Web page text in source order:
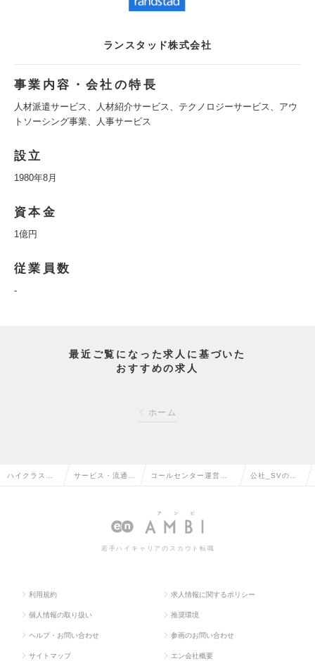
ランスタッド株式会社
事業内容・会社の特長
人材派遣サービス、人材紹介サービス、テクノロジーサービス、アウ
トソーシング事業、人事サービス
設立
1980年8月
資本金
1億円
従業員数
-
最近ご覧になった求人に基づいた
おすすめの求人
ホーム
ハイクラス求 サービス・流通系 コールセンター運営・ 公社_SVの求
若手ハイキャリアのスカウト転職
利用規約 求人情報に関するポリシー
個人情報の取り扱い 推奨環境
ヘルプ・お問い合わせ 参画のお問い合わせ
サイトマップ エン会社概要